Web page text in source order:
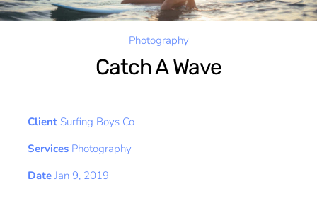
Photography
Catch A Wave
ClientSurfing Boys Co
ServicesPhotography
DateJan 9, 2019